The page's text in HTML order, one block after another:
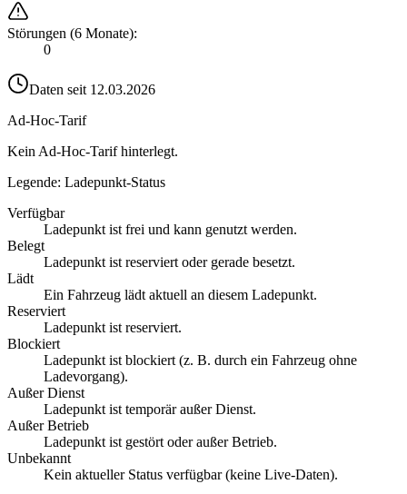
Störungen (6 Monate):
0
Daten seit 12.03.2026
Ad-Hoc-Tarif
Kein Ad-Hoc-Tarif hinterlegt.
Legende: Ladepunkt-Status
Verfügbar
Ladepunkt ist frei und kann genutzt werden.
Belegt
Ladepunkt ist reserviert oder gerade besetzt.
Lädt
Ein Fahrzeug lädt aktuell an diesem Ladepunkt.
Reserviert
Ladepunkt ist reserviert.
Blockiert
Ladepunkt ist blockiert (z. B. durch ein Fahrzeug ohne
Ladevorgang).
Außer Dienst
Ladepunkt ist temporär außer Dienst.
Außer Betrieb
Ladepunkt ist gestört oder außer Betrieb.
Unbekannt
Kein aktueller Status verfügbar (keine Live-Daten).